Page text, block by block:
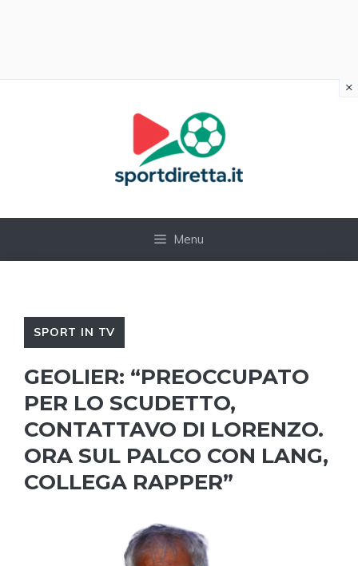
Menu
SPORT IN TV
GEOLIER: “PREOCCUPATO
PER LO SCUDETTO,
CONTATTAVO DI LORENZO.
ORA SUL PALCO CON LANG,
COLLEGA RAPPER”
×